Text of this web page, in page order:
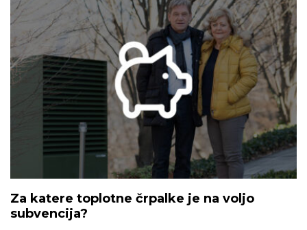
Za katere toplotne črpalke je na voljo
subvencija?